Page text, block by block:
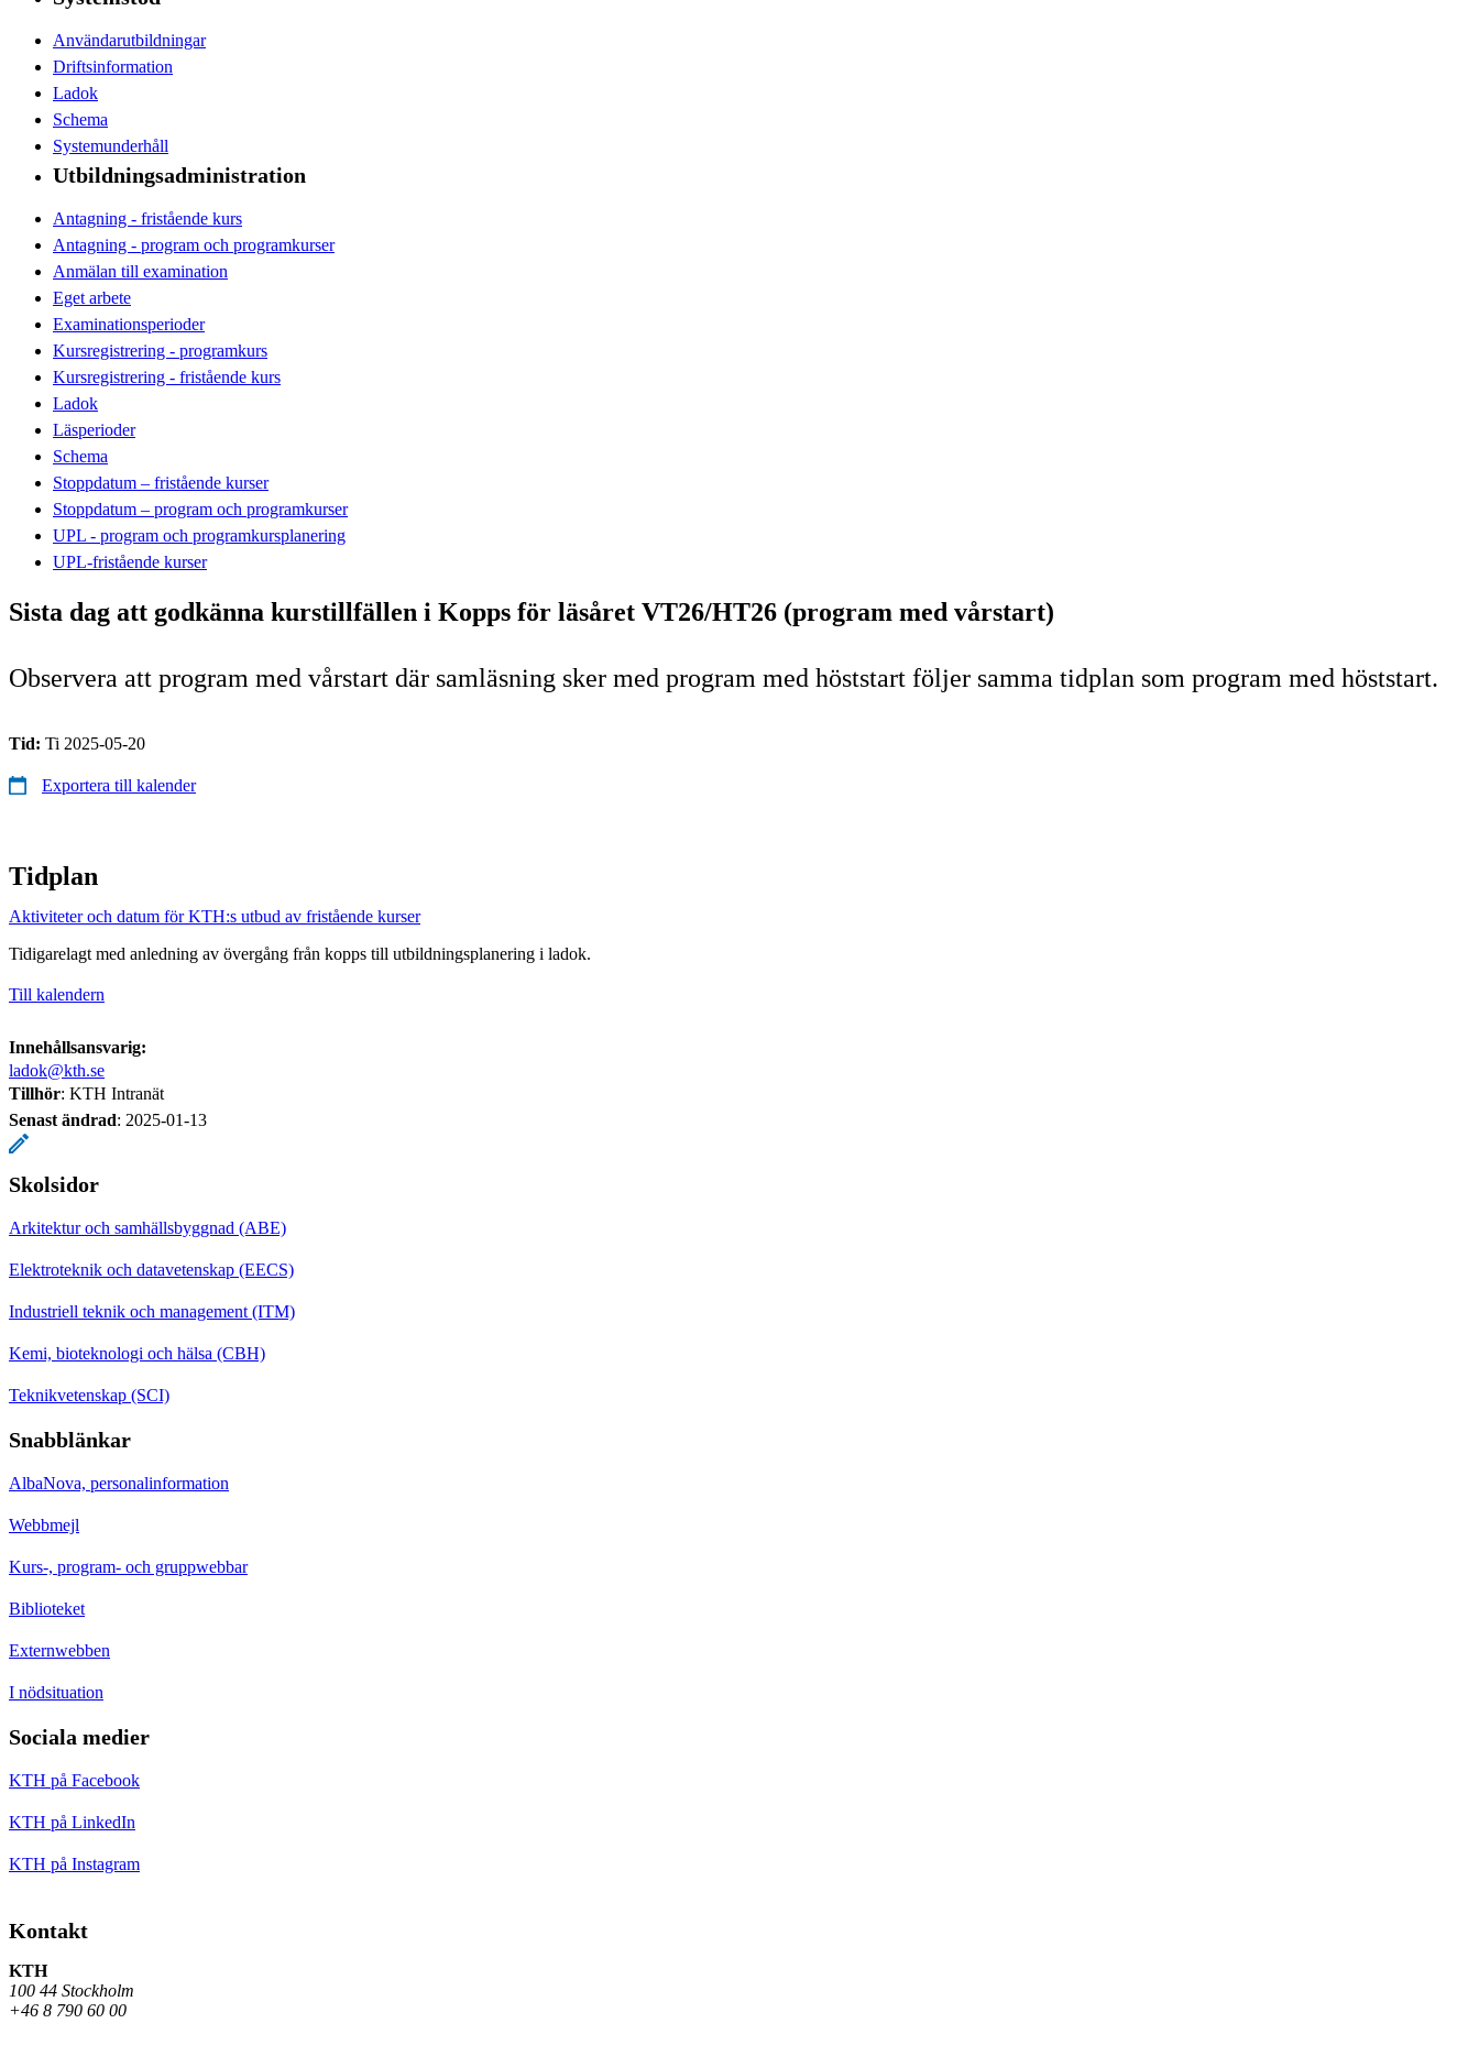
Användarutbildningar
Driftsinformation
Ladok
Schema
Systemunderhåll
Utbildningsadministration
Antagning - fristående kurs
Antagning - program och programkurser
Anmälan till examination
Eget arbete
Examinationsperioder
Kursregistrering - programkurs
Kursregistrering - fristående kurs
Ladok
Läsperioder
Schema
Stoppdatum – fristående kurser
Stoppdatum – program och programkurser
UPL - program och programkursplanering
UPL-fristående kurser
Sista dag att godkänna kurstillfällen i Kopps för läsåret VT26/HT26 (program med vårstart)
Observera att program med vårstart där samläsning sker med program med höststart följer samma tidplan som program med höststart.
Tid: Ti 2025-05-20
Exportera till kalender
Tidplan
Aktiviteter och datum för KTH:s utbud av fristående kurser
Tidigarelagt med anledning av övergång från kopps till utbildningsplanering i ladok.
Till kalendern
Innehållsansvarig:
ladok@kth.se
Tillhör: KTH Intranät
Senast ändrad: 2025-01-13
Skolsidor
Arkitektur och samhällsbyggnad (ABE)
Elektroteknik och datavetenskap (EECS)
Industriell teknik och management (ITM)
Kemi, bioteknologi och hälsa (CBH)
Teknikvetenskap (SCI)
Snabblänkar
AlbaNova, personalinformation
Webbmejl
Kurs-, program- och gruppwebbar
Biblioteket
Externwebben
I nödsituation
Sociala medier
KTH på Facebook
KTH på LinkedIn
KTH på Instagram
Kontakt
KTH
100 44 Stockholm
+46 8 790 60 00